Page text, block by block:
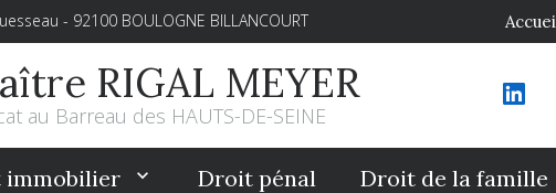
- 92100 BOULOGNE BILLANCOURT
RIGAL MEYER
au Barreau des HAUTS-DE-SEINE
Droit pénal Droit de la famille